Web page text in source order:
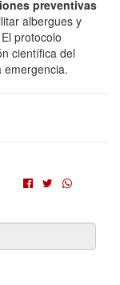
preventivas
albergues y
protocolo
científica del
emergencia.